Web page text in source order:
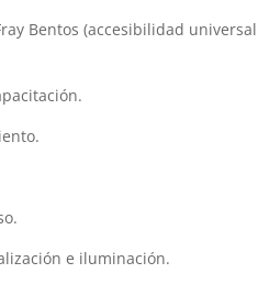
Bentos (accesibilidad
e iluminación.